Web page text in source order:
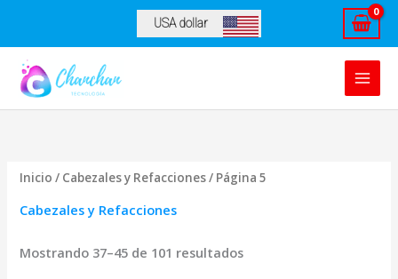
contenido
USA dollar
Inicio / Cabezales y Refacciones/ Página 5
Cabezales y Refacciones
Mostrando 37–45 de 101 resultados